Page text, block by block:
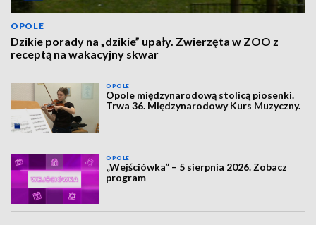
OPOLE
Dzikie porady na „dzikie” upały. Zwierzęta w ZOO z
receptą na wakacyjny skwar
OPOLE
Opole międzynarodową stolicą piosenki.
Trwa 36. Międzynarodowy Kurs Muzyczny.
OPOLE
„Wejściówka” – 5 sierpnia 2026. Zobacz
program